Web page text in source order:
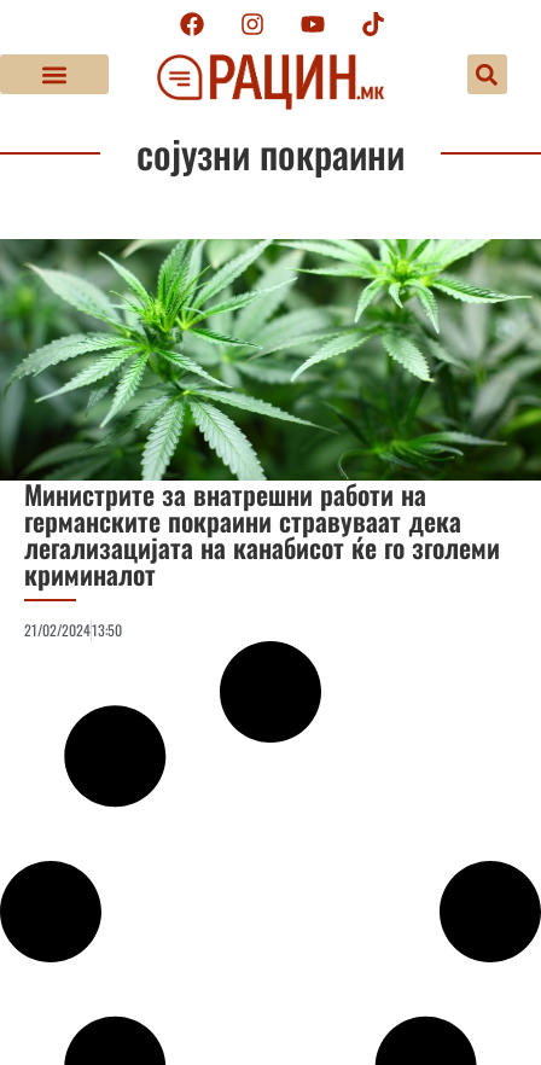
сојузни покраини
Министрите за внатрешни работи на
германските покраини стравуваат дека
легализацијата на канабисот ќе го зголеми
криминалот
21/02/202413:50